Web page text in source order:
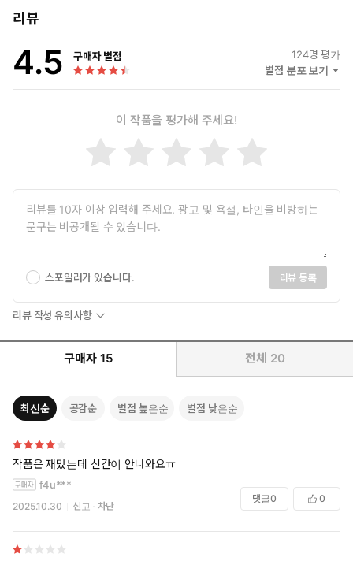
리뷰
4.5 구매자 별점 124명 평가
별점 분포 보기
이 작품을 평가해 주세요!
스포일러가 있습니다. 리뷰 등록
리뷰 작성 유의사항
구매자 15 전체 20
최신순 공감순 별점 높은순 별점 낮은순
작품은 재밌는데 신간이 안나와요ㅠ
f4u***
2025.10.30 신고 차단
댓글0 0